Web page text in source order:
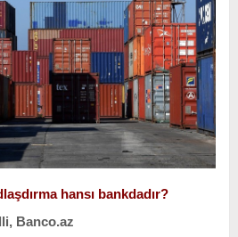
hansı bankdadır?
Banco.az